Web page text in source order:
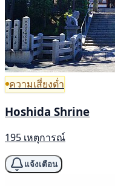
ความเสี่ยงต่ำ
Hoshida Shrine
195 เหตุการณ์
แจ้งเตือน